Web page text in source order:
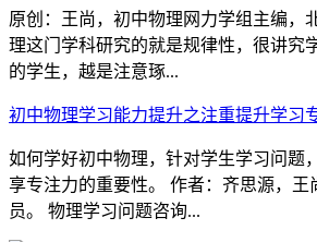
原创：王尚，初中物理网力学组主编，
理这门学科研究的就是规律性，很讲究
的学生，越是注意琢...
初中物理学习能力提升之注重提升学习
如何学好初中物理，针对学生学习问题
享专注力的重要性。 作者：齐思源，王
员。 物理学习问题咨询...